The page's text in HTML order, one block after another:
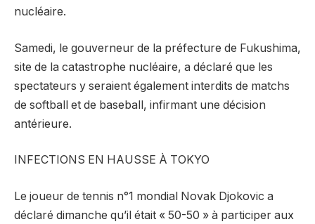
nucléaire.
Samedi, le gouverneur de la préfecture de Fukushima,
site de la catastrophe nucléaire, a déclaré que les
spectateurs y seraient également interdits de matchs
de softball et de baseball, infirmant une décision
antérieure.
INFECTIONS EN HAUSSE À TOKYO
Le joueur de tennis n°1 mondial Novak Djokovic a
déclaré dimanche qu’il était « 50-50 » à participer aux